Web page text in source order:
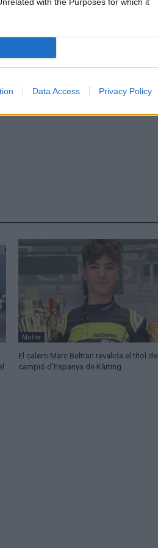
Data Access Privacy Policy
Motor
El calero Marc Beltran revalida el títol de
campió d’Espanya de Kàrting